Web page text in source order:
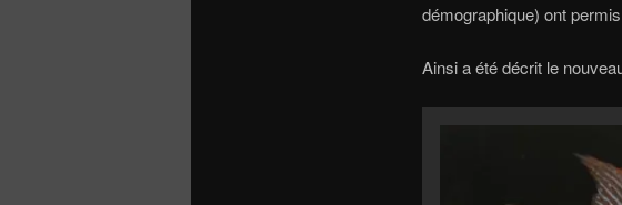
démographique) ont
Ainsi a été décrit le